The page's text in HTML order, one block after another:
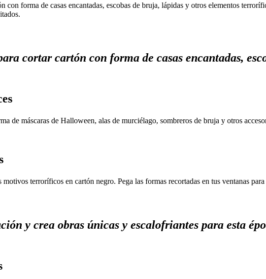
forma de casas encantadas, escobas de bruja, lápidas y otros elementos
cortar cartón con forma de casas encantadas,
de máscaras de Halloween, alas de murciélago, sombreros de bruja y otros
terroríficos en cartón negro. Pega las formas recortadas en tus ventanas
y crea obras únicas y escalofriantes para esta